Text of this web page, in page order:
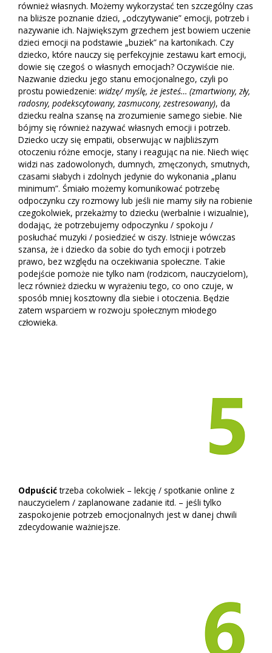
również własnych. Możemy wykorzystać ten szczególny czas
na bliższe poznanie dzieci, „odczytywanie” emocji, potrzeb i
nazywanie ich. Największym grzechem jest bowiem uczenie
dzieci emocji na podstawie „buziek” na kartonikach. Czy
dziecko, które nauczy się perfekcyjnie zestawu kart emocji,
dowie się czegoś o własnych emocjach? Oczywiście nie.
Nazwanie dziecku jego stanu emocjonalnego, czyli po
prostu powiedzenie: widzę/ myślę, że jesteś… (zmartwiony, zły,
radosny, podekscytowany, zasmucony, zestresowany), da
dziecku realna szansę na zrozumienie samego siebie. Nie
bójmy się również nazywać własnych emocji i potrzeb.
Dziecko uczy się empatii, obserwując w najbliższym
otoczeniu różne emocje, stany i reagując na nie. Niech więc
widzi nas zadowolonych, dumnych, zmęczonych, smutnych,
czasami słabych i zdolnych jedynie do wykonania „planu
minimum”. Śmiało możemy komunikować potrzebę
odpoczynku czy rozmowy lub jeśli nie mamy siły na robienie
czegokolwiek, przekażmy to dziecku (werbalnie i wizualnie),
dodając, że potrzebujemy odpoczynku / spokoju /
posłuchać muzyki / posiedzieć w ciszy. Istnieje wówczas
szansa, że i dziecko da sobie do tych emocji i potrzeb
prawo, bez względu na oczekiwania społeczne. Takie
podejście pomoże nie tylko nam (rodzicom, nauczycielom),
lecz również dziecku w wyrażeniu tego, co ono czuje, w
sposób mniej kosztowny dla siebie i otoczenia. Będzie
zatem wsparciem w rozwoju społecznym młodego
człowieka.
Odpuścićtrzeba cokolwiek – lekcję / spotkanie online z
nauczycielem / zaplanowane zadanie itd. – jeśli tylko
zaspokojenie potrzeb emocjonalnych jest w danej chwili
zdecydowanie ważniejsze.